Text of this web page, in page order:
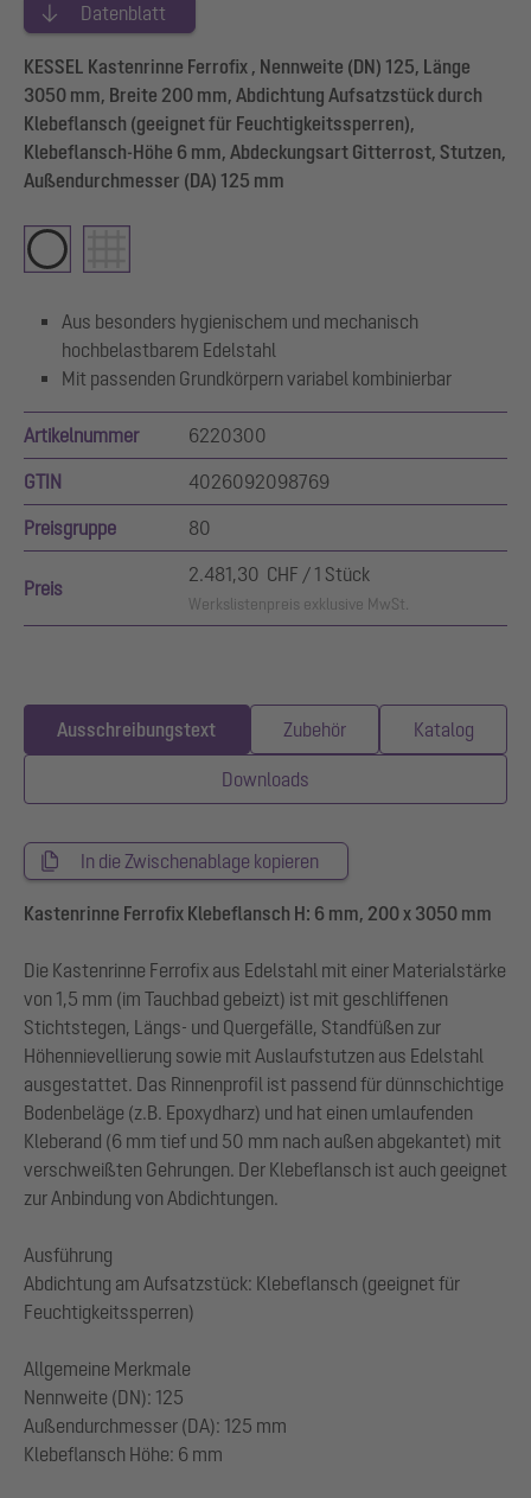
Datenblatt
KESSEL Kastenrinne Ferrofix , Nennweite (DN) 125, Länge
3050 mm, Breite 200 mm, Abdichtung Aufsatzstück durch
Klebeflansch (geeignet für Feuchtigkeitssperren),
Klebeflansch-Höhe 6 mm, Abdeckungsart Gitterrost, Stutzen,
Außendurchmesser (DA) 125 mm
Aus besonders hygienischem und mechanisch
hochbelastbarem Edelstahl
Mit passenden Grundkörpern variabel kombinierbar
Artikelnummer 6220300
GTIN 4026092098769
Preisgruppe 80
Preis
2.481,30 CHF / 1 Stück
Werkslistenpreis exklusive MwSt.
Ausschreibungstext Zubehör Katalog
Downloads
In die Zwischenablage kopieren
Kastenrinne Ferrofix Klebeflansch H: 6 mm, 200 x 3050 mm
Die Kastenrinne Ferrofix aus Edelstahl mit einer Materialstärke
von 1,5 mm (im Tauchbad gebeizt) ist mit geschliffenen
Stichtstegen, Längs- und Quergefälle, Standfüßen zur
Höhennievellierung sowie mit Auslaufstutzen aus Edelstahl
ausgestattet. Das Rinnenprofil ist passend für dünnschichtige
Bodenbeläge (z.B. Epoxydharz) und hat einen umlaufenden
Kleberand (6 mm tief und 50 mm nach außen abgekantet) mit
verschweißten Gehrungen. Der Klebeflansch ist auch geeignet
zur Anbindung von Abdichtungen.
Ausführung
Abdichtung am Aufsatzstück: Klebeflansch (geeignet für
Feuchtigkeitssperren)
Allgemeine Merkmale
Nennweite (DN): 125
Außendurchmesser (DA): 125 mm
Klebeflansch Höhe: 6 mm